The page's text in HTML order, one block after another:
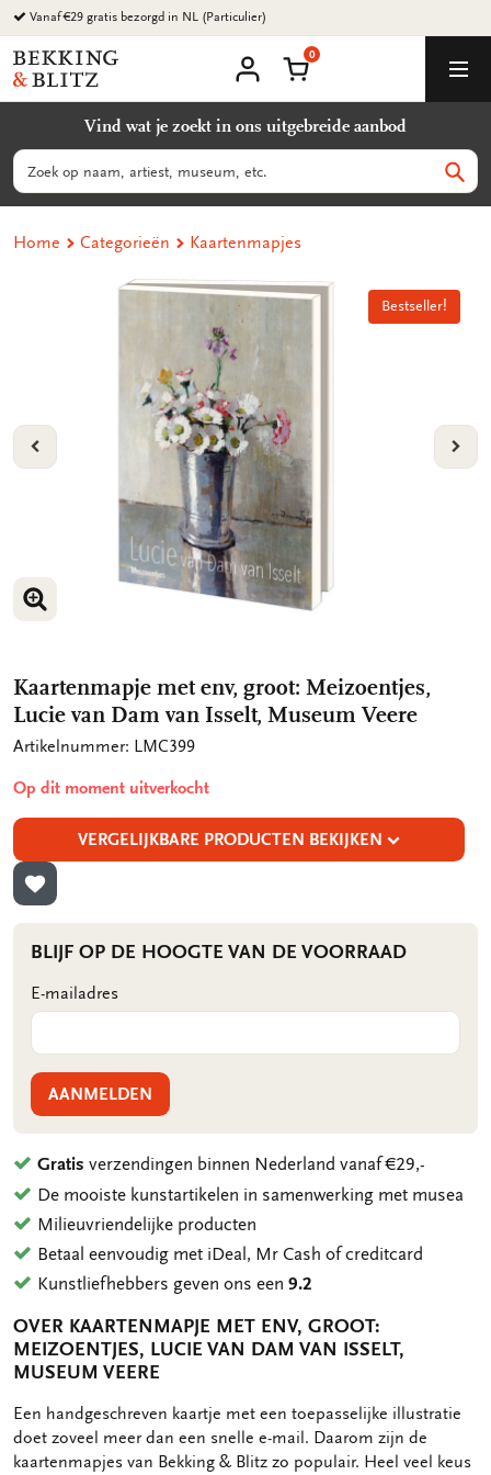
Ga
naar
content
Vanaf €29 gratis bezorgd in NL (Particulier)
Bekking
&
B.V.
account
Winkelmand
0
Vind wat je zoekt in ons uitgebreide aanbod
Zoeken
Home Categorieën Kaartenmapjes
VORIGE
Bestseller!
VERGROOT AFBEELDING
Bestseller!
VERGROOT AFBEELDING
Kaartenmapje met env, groot: Meizoentjes,
Lucie van Dam van Isselt, Museum Veere
Artikelnummer: LMC399
Op dit moment uitverkocht
VERGELIJKBARE PRODUCTEN BEKIJKEN
TOEVOEGEN AAN VERLANGLIJST
BLIJF OP DE HOOGTE VAN DE VOORRAAD
E-mailadres
AANMELDEN
Gratis verzendingen binnen Nederland vanaf €29,-
De mooiste kunstartikelen in samenwerking met musea
Milieuvriendelijke producten
Betaal eenvoudig met iDeal, Mr Cash of creditcard
Kunstliefhebbers geven ons een9.2
OVER KAARTENMAPJE MET ENV, GROOT:
MEIZOENTJES, LUCIE VAN DAM VAN ISSELT,
MUSEUM VEERE
OMSCHRIJVING
Een handgeschreven kaartje met een toepasselijke illustratie
doet zoveel meer dan een snelle e-mail. Daarom zijn de
kaartenmapjes van Bekking & Blitz zo populair. Heel veel keus